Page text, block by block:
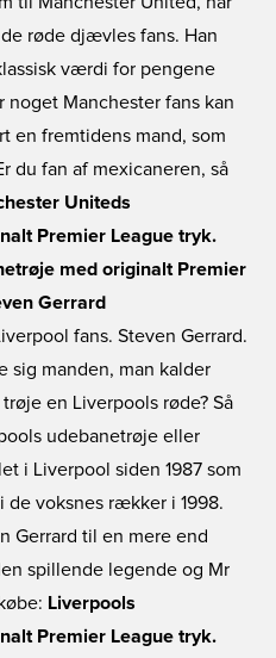
røde djævles fans. Han
værdi for pengene
noget Manchester fans kan
en fremtidens mand, som
du fan af mexicaneren, så
Uniteds
Premier League tryk.
med originalt Premier
Gerrard
fans. Steven Gerrard.
sig manden, man kalder
en Liverpools røde? Så
udebanetrøje eller
i Liverpool siden 1987 som
de voksnes rækker i 1998.
Gerrard til en mere end
spillende legende og Mr
Liverpools
Premier League tryk.